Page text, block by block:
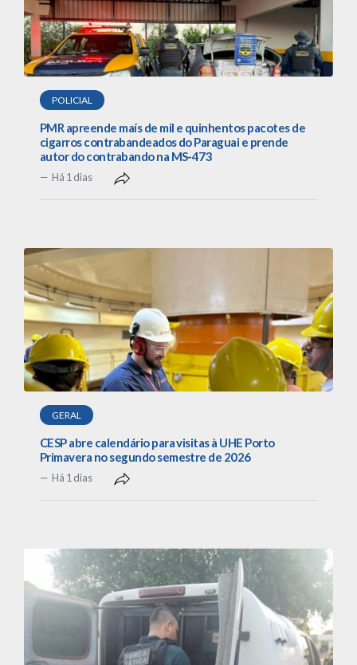
POLICIAL
PMR apreende maís de mil e quinhentos pacotes de
cigarros contrabandeados do Paraguai e prende
autor do contrabando na MS-473
Há 1 dias
GERAL
CESP abre calendário para visitas à UHE Porto
Primavera no segundo semestre de 2026
Há 1 dias